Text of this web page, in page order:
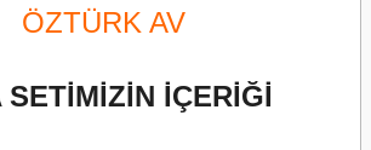
ÖZTÜRK AV
SETİMİZİN İÇERİĞİ